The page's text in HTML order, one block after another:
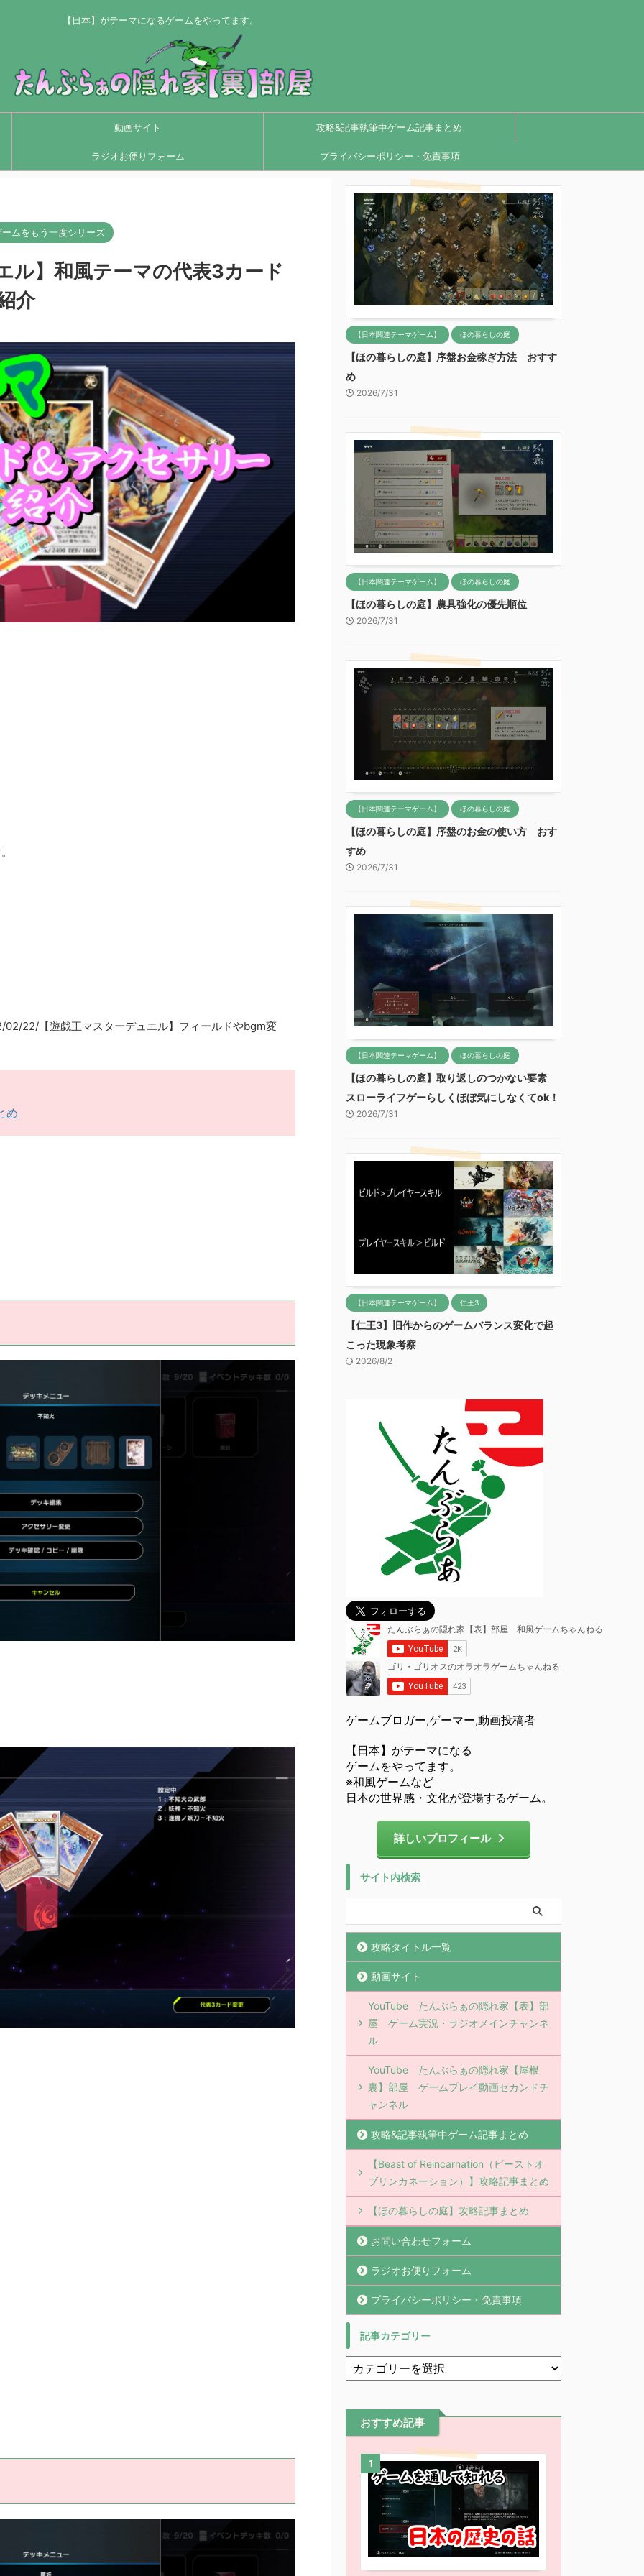
【日本】がテーマになるゲームをやってます。
動画サイト 攻略&記事執筆中ゲーム記事まとめ
ラジオお便りフォーム プライバシーポリシー・免責事項
ムをもう一度シリーズ
ル】和風テーマの代表3カード
介
22/【遊戯王マスターデュエル】フィールドやbgm変
め
【日本関連テーマゲーム】 ほの暮らしの庭
【ほの暮らしの庭】序盤お金稼ぎ方法 おすす
め
2026/7/31
【日本関連テーマゲーム】 ほの暮らしの庭
【ほの暮らしの庭】農具強化の優先順位
2026/7/31
【日本関連テーマゲーム】 ほの暮らしの庭
【ほの暮らしの庭】序盤のお金の使い方 おす
すめ
2026/7/31
【日本関連テーマゲーム】 ほの暮らしの庭
【ほの暮らしの庭】取り返しのつかない要素
スローライフゲーらしくほぼ気にしなくてok！
2026/7/31
【日本関連テーマゲーム】 仁王3
【仁王3】旧作からのゲームバランス変化で起
こった現象考察
2026/8/2
ゲームブロガー,ゲーマー,動画投稿者
【日本】がテーマになる
ゲームをやってます。
※和風ゲームなど
日本の世界感・文化が登場するゲーム。
詳しいプロフィール
サイト内検索
攻略タイトル一覧
動画サイト
YouTube たんぶらぁの隠れ家【表】部
屋 ゲーム実況・ラジオメインチャンネ
ル
YouTube たんぶらぁの隠れ家【屋根
裏】部屋 ゲームプレイ動画セカンドチ
ャンネル
攻略&記事執筆中ゲーム記事まとめ
【Beast of Reincarnation（ビーストオ
ブリンカネーション）】攻略記事まとめ
【ほの暮らしの庭】攻略記事まとめ
お問い合わせフォーム
ラジオお便りフォーム
プライバシーポリシー・免責事項
記事カテゴリー
おすすめ記事
1